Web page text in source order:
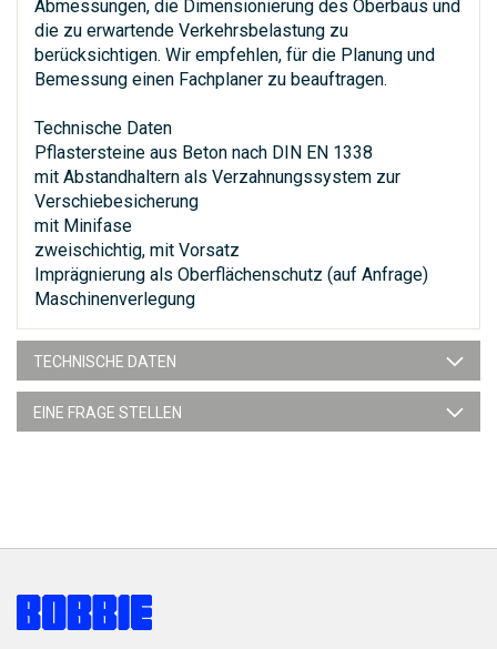
Abmessungen, die Dimensionierung des Oberbaus und
die zu erwartende Verkehrsbelastung zu
berücksichtigen. Wir empfehlen, für die Planung und
Bemessung einen Fachplaner zu beauftragen.
Technische Daten
Pflastersteine aus Beton nach DIN EN 1338
mit Abstandhaltern als Verzahnungssystem zur
Verschiebesicherung
mit Minifase
zweischichtig, mit Vorsatz
Imprägnierung als Oberflächenschutz (auf Anfrage)
Maschinenverlegung
TECHNISCHE DATEN
EINE FRAGE STELLEN